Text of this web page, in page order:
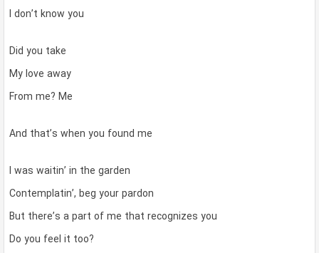
I don’t know you
Did you take
My love away
From me? Me
And that’s when you found me
I was waitin’ in the garden
Contemplatin’, beg your pardon
But there’s a part of me that recognizes you
Do you feel it too?